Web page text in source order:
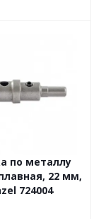
по металлу
22 мм,
724004